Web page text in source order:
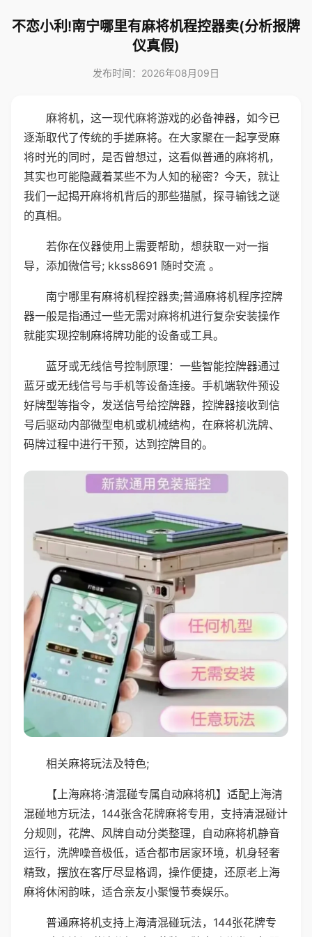
不恋小利!南宁哪里有麻将机程控器卖(分析报牌
仪真假)
发布时间：2026年08月09日
麻将机，这一现代麻将游戏的必备神器，如今已
逐渐取代了传统的手搓麻将。在大家聚在一起享受麻
将时光的同时，是否曾想过，这看似普通的麻将机，
其实也可能隐藏着某些不为人知的秘密？今天，就让
我们一起揭开麻将机背后的那些猫腻，探寻输钱之谜
的真相。
若你在仪器使用上需要帮助，想获取一对一指
导，添加微信号; kkss8691 随时交流 。
南宁哪里有麻将机程控器卖;普通麻将机程序控牌
器一般是指通过一些无需对麻将机进行复杂安装操作
就能实现控制麻将牌功能的设备或工具。
蓝牙或无线信号控制原理：一些智能控牌器通过
蓝牙或无线信号与手机等设备连接。手机端软件预设
好牌型等指令，发送信号给控牌器，控牌器接收到信
号后驱动内部微型电机或机械结构，在麻将机洗牌、
码牌过程中进行干预，达到控牌目的。
相关麻将玩法及特色;
【上海麻将·清混碰专属自动麻将机】适配上海清
混碰地方玩法，144张含花牌麻将专用，支持清混碰计
分规则，花牌、风牌自动分类整理，自动麻将机静音
运行，洗牌噪音极低，适合都市居家环境，机身轻奢
精致，摆放在客厅尽显格调，操作便捷，还原老上海
麻将休闲韵味，适合亲友小聚慢节奏娱乐。
普通麻将机支持上海清混碰玩法，144张花牌专